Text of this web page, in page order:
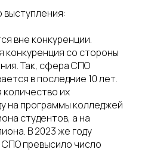
выступления:
вне конкуренции.
конкуренция со стороны
Так, сфера СПО
в последние 10 лет.
их
на программы колледжей
студентов, а на
В 2023 же году
СПО превысило число